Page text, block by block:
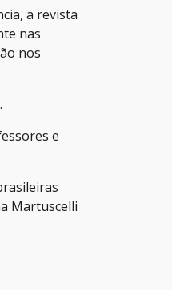
a revista
nas
nos
e
Martuscelli